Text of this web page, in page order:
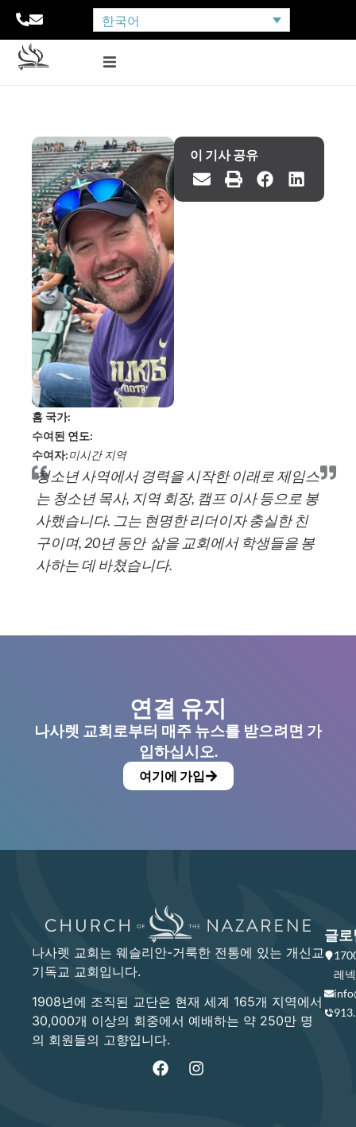
한국어
이 기사 공유
홈 국가:
수여된 연도:
수여자:미시간 지역
청소년 사역에서 경력을 시작한 이래로 제임스
는 청소년 목사, 지역 회장, 캠프 이사 등으로 봉
사했습니다. 그는 현명한 리더이자 충실한 친
구이며, 20년 동안 삶을 교회에서 학생들을 봉
사하는 데 바쳤습니다.
연결 유지
나사렛 교회로부터 매주 뉴스를 받으려면 가
입하십시오.
여기에 가입
나사렛 교회는 웨슬리안-거룩한 전통에 있는 개신교
기독교 교회입니다.
1908년에 조직된 교단은 현재 세계 165개 지역에서
30,000개 이상의 회중에서 예배하는 약 250만 명
의 회원들의 고향입니다.
글로
레